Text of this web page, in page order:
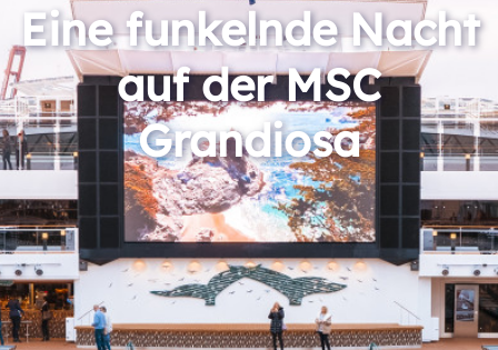
Eine funkelnde Nacht
auf der MSC
Grandiosa